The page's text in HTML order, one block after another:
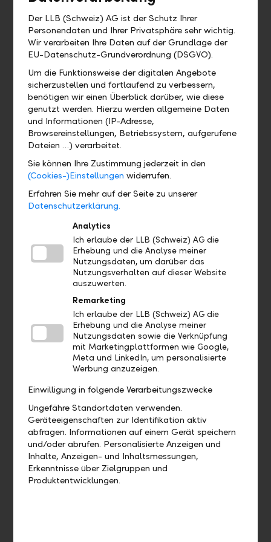
Wo kann ich das QR-Zahlteil
finden?
Wo finde ich mein eBill Postfach?
Gibt es eine Demoversion und wo
finde ich sie?
Wo finde ich das Profil?
Wo sehe ich welches Bankpaket ich
Wo finde ich meine Debit- und
Kreditkarten?
Bis wann muss ich eine Zahlung
freigeben, damit diese heute noch
verarbeitet wird?
Wie kann ich eine bereits
ausgeführte Zahlung duplizieren?
Wie kann ich eine offene Zahlung
bearbeiten?
Wie kann ich eine offene Zahlung
löschen?
Der LLB (Schweiz) AG ist der Schutz Ihrer
Personendaten und Ihrer Privatsphäre sehr wichtig.
Wir verarbeiten Ihre Daten auf der Grundlage der
EU-Datenschutz-Grundverordnung (DSGVO).
Um die Funktionsweise der digitalen Angebote
sicherzustellen und fortlaufend zu verbessern,
benötigen wir einen Überblick darüber, wie diese
genutzt werden. Hierzu werden allgemeine Daten
und Informationen (IP-Adresse,
Browsereinstellungen, Betriebssystem, aufgerufene
Dateien …) verarbeitet.
Sie können Ihre Zustimmung jederzeit in den
(Cookies-)Einstellungen widerrufen.
Erfahren Sie mehr auf der Seite zu unserer
Datenschutzerklärung.
Analytics
Ich erlaube der LLB (Schweiz) AG die
Erhebung und die Analyse meiner
Nutzungsdaten, um darüber das
Nutzungsverhalten auf dieser Website
auszuwerten.
Remarketing
Ich erlaube der LLB (Schweiz) AG die
Erhebung und die Analyse meiner
Nutzungsdaten sowie die Verknüpfung
mit Marketingplattformen wie Google,
Meta und LinkedIn, um personalisierte
Werbung anzuzeigen.
Einwilligung in folgende Verarbeitungszwecke
Ungefähre Standortdaten verwenden.
Geräteeigenschaften zur Identifikation aktiv
abfragen. Informationen auf einem Gerät speichern
und/oder abrufen. Personalisierte Anzeigen und
Inhalte, Anzeigen- und Inhaltsmessungen,
Erkenntnisse über Zielgruppen und
Produktentwicklungen.